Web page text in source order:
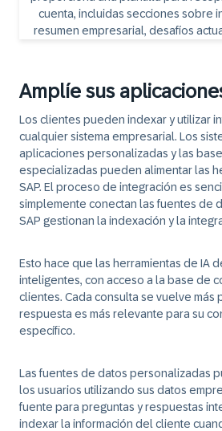
Amplíe sus
Los clientes pueden indexar y utilizar
cualquier sistema empresarial. Los
aplicaciones personalizadas y las
especializadas pueden alimentar las
SAP. El proceso de integración es
simplemente conectan las fuentes de
SAP gestionan la indexación y la
Esto hace que las herramientas de IA
inteligentes, con acceso a la base de
clientes. Cada consulta se vuelve más
respuesta es más relevante para su
específico.
Las fuentes de datos personalizadas
los usuarios utilizando sus datos
fuente para preguntas y respuestas
indexar la información del cliente